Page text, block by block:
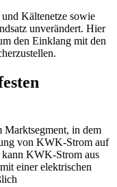
Kältenetze sowie
unverändert. Hier
den Einklang mit den
Marktsegment, in dem
von KWK-Strom auf
KWK-Strom aus
einer elektrischen